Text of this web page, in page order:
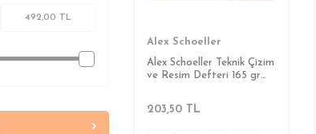
Alex Schoeller
Alex Schoeller Teknik Çizim
ve Resim Defteri 165 gr
203,50 TL